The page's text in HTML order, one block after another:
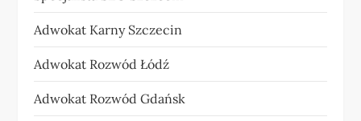
Adwokat Karny Szczecin
Adwokat Rozwód Łódź
Adwokat Rozwód Gdańsk